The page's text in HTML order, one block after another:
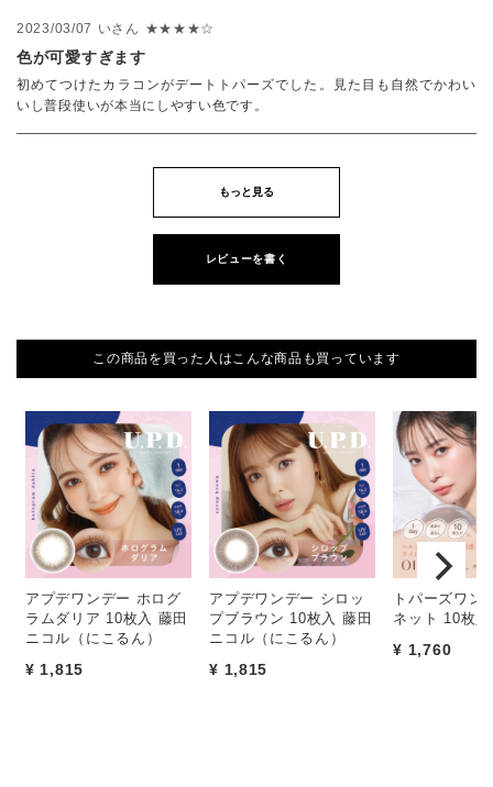
2023/03/07 いさん ★★★★☆
色が可愛すぎます
初めてつけたカラコンがデートトパーズでした。見た目も自然でかわい
いし普段使いが本当にしやすい色です。
もっと見る
レビューを書く
この商品を買った人はこんな商品も買っています
アプデワンデー ホログ
ラムダリア 10枚入 藤田
ニコル（にこるん）
¥ 1,815
アプデワンデー シロッ
プブラウン 10枚入 藤田
ニコル（にこるん）
¥ 1,815
トパーズワン
ネット 10枚
¥ 1,760